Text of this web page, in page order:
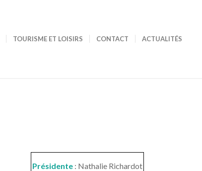
TOURISME ET LOISIRS CONTACT ACTUALITÉS
Présidente : Nathalie Richardot